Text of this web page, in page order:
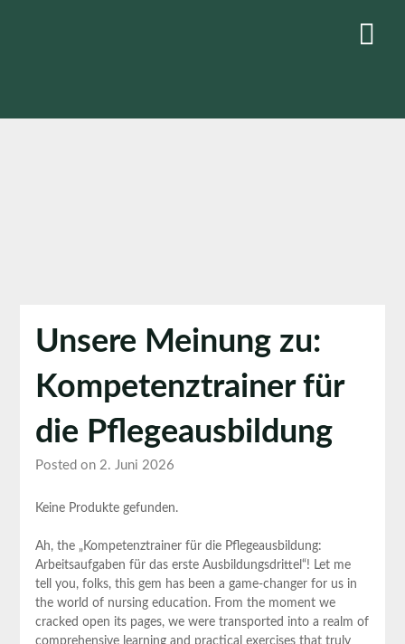
Unsere Meinung zu:
Kompetenztrainer für
die Pflegeausbildung
Posted on 2. Juni 2026
Keine Produkte gefunden.
Ah, the „Kompetenztrainer für ⁣die Pflegeausbildung:
Arbeitsaufgaben für das ⁣erste Ausbildungsdrittel“! Let me
tell you, folks, this gem has been a game-changer for us in
⁣the world of nursing education. From the moment we
cracked open its pages, we were‌ transported into a⁤ realm⁣ of
comprehensive learning and practical exercises that truly